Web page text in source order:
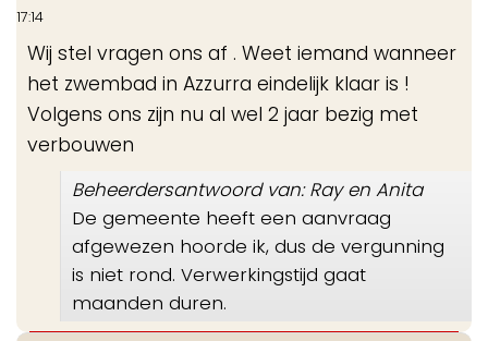
17:14
Wij stel vragen ons af . Weet iemand wanneer
het zwembad in Azzurra eindelijk klaar is !
Volgens ons zijn nu al wel 2 jaar bezig met
verbouwen
Beheerdersantwoord van: Ray en Anita
De gemeente heeft een aanvraag
afgewezen hoorde ik, dus de vergunning
is niet rond. Verwerkingstijd gaat
maanden duren.